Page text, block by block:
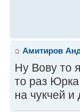
Амитиров
Ну Вову то
то раз
на чукчей и